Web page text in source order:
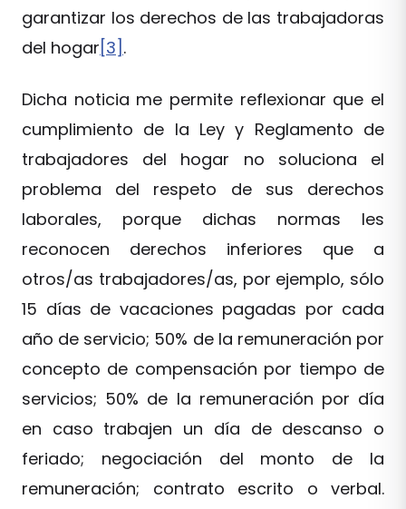
garantizar los derechos de las trabajadoras
del hogar [3] .
Dicha noticia me permite reflexionar que el
cumplimiento de la Ley y Reglamento de
trabajadores del hogar no soluciona el
problema del respeto de sus derechos
laborales, porque dichas normas les
reconocen derechos inferiores que a
otros/as trabajadores/as, por ejemplo, sólo
15 días de vacaciones pagadas por cada
año de servicio; 50% de la remuneración por
concepto de compensación por tiempo de
servicios; 50% de la remuneración por día
en caso trabajen un día de descanso o
feriado; negociación del monto de la
remuneración; contrato escrito o verbal.